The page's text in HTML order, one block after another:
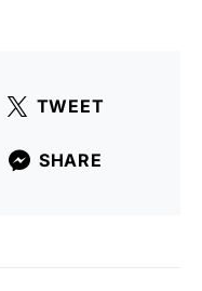
TWEET
SHARE